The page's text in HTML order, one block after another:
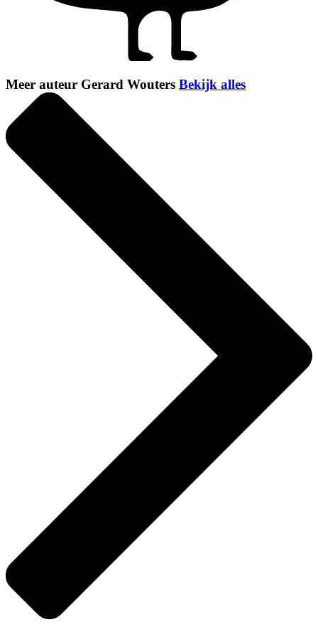
Meer auteur Gerard Wouters Bekijk alles